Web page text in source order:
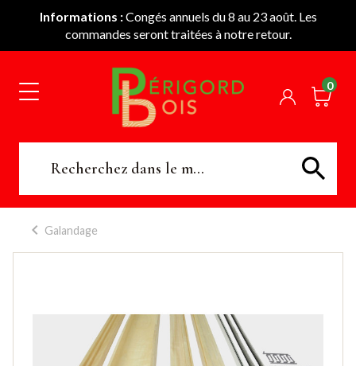
Informations :Congés annuels du 8 au 23 août. Les
commandes seront traitées à notre retour.
0
Galandage